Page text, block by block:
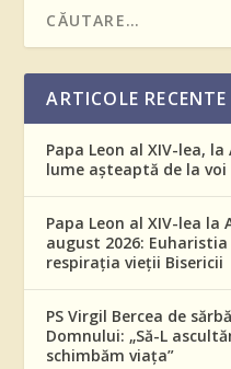
ARTICOLE RECENTE
Papa Leon al XIV-lea,
lume așteaptă de la
Papa Leon al XIV-lea la
august 2026:
respirația vieții Bisericii
PS Virgil Bercea de
Domnului: „Să-L
schimbăm viața”